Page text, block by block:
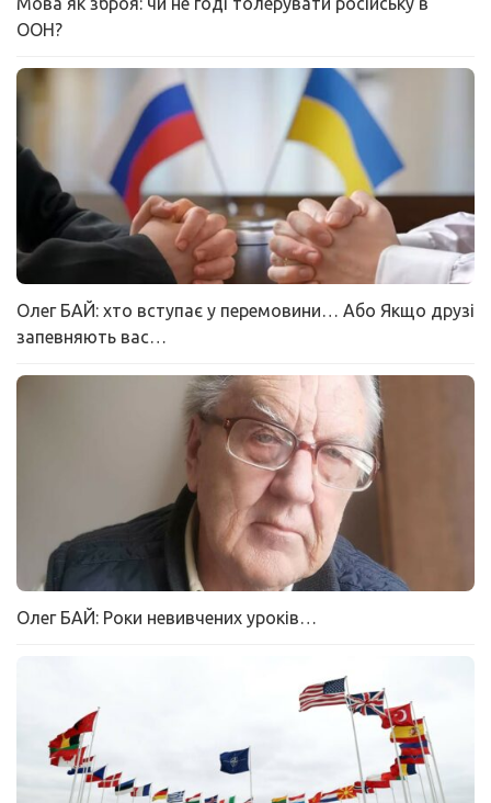
ООН?
Олег БАЙ: хто вступає у перемовини… Або Якщо друзі
запевняють вас…
Олег БАЙ: Роки невивчених уроків…